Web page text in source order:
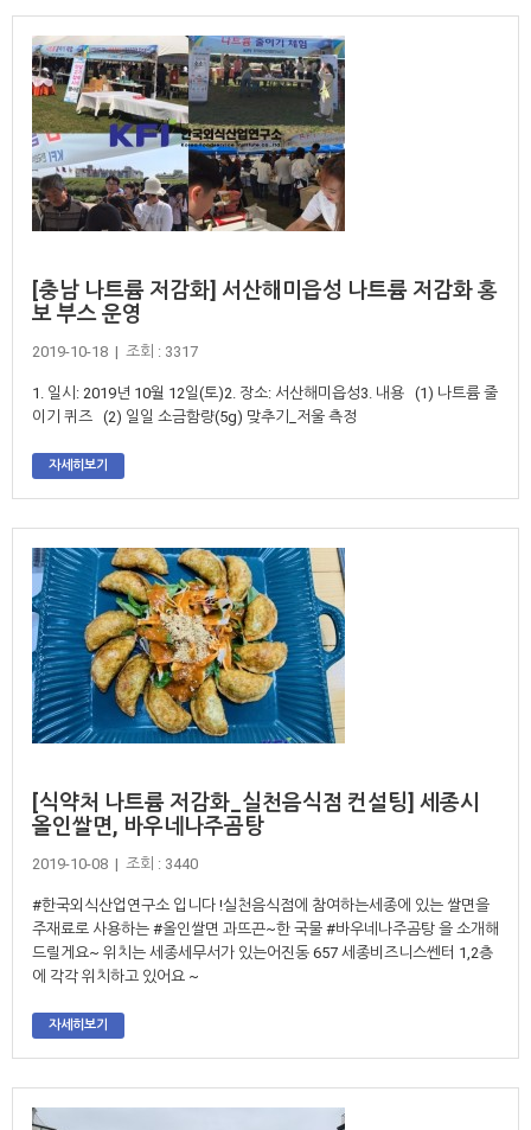
[충남 나트륨 저감화] 서산해미읍성 나트륨 저감화 홍
보 부스 운영
2019-10-18 | 조회 : 3317
1. 일시: 2019년 10월 12일(토)2. 장소: 서산해미읍성3. 내용 (1) 나트륨 줄
이기 퀴즈 (2) 일일 소금함량(5g) 맞추기_저울 측정
자세히보기
[식약처 나트륨 저감화_실천음식점 컨설팅] 세종시
올인쌀면, 바우네나주곰탕
2019-10-08 | 조회 : 3440
#한국외식산업연구소 입니다 !실천음식점에 참여하는세종에 있는 쌀면을
주재료로 사용하는 #올인쌀면 과뜨끈~한 국물 #바우네나주곰탕 을 소개해
드릴게요~ 위치는 세종세무서가 있는어진동 657 세종비즈니스쎈터 1,2층
에 각각 위치하고 있어요 ~
자세히보기